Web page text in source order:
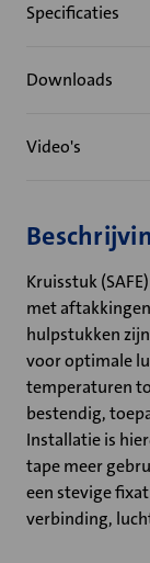
Specificaties
Downloads
Video's
Kruisstuk
met aftakkingen
hulpstukken
voor optimale
temperaturen
bestendig,
Installatie is
tape meer
een stevige
verbinding,